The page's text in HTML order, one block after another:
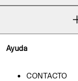
Ayuda
CONTACTO